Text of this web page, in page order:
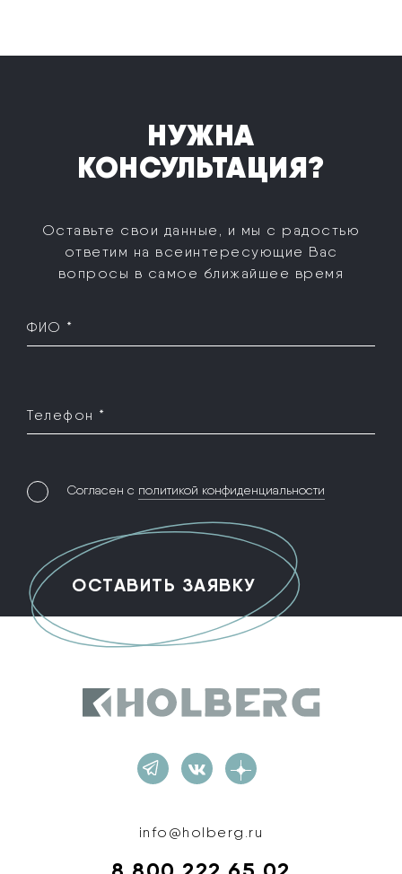
НУЖНА
КОНСУЛЬТАЦИЯ?
Оставьте свои данные, и мы с радостью
ответим на все интересующие Вас
вопросы в самое ближайшее время
ФИО *
Телефон *
Согласен с политикой конфиденциальности
info@holberg.ru